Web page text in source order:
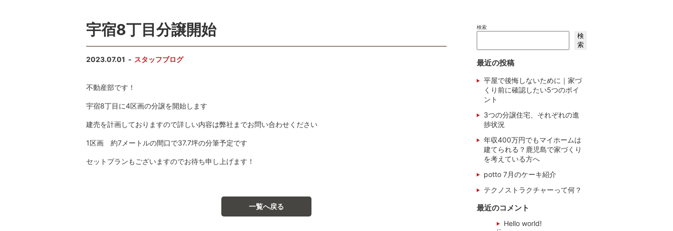
宇宿8丁目分譲開始
2023.07.01 スタッフブログ
不動産部です！
宇宿8丁目に4区画の分譲を開始します
建売を計画しておりますので詳しい内容は弊社までお問い合わせください
1区画 約7メートルの間口で37.7坪の分筆予定です
セットプランもございますのでお待ち申し上げます！
一覧へ戻る
検索
検
索
最近の投稿
平屋で後悔しないために｜家づ
くり前に確認したい5つのポイ
ント
3つの分譲住宅、それぞれの進
捗状況
年収400万円でもマイホームは
建てられる？鹿児島で家づくり
を考えている方へ
potto 7月のケーキ紹介
テクノストラクチャーって何？
最近のコメント
Hello world!